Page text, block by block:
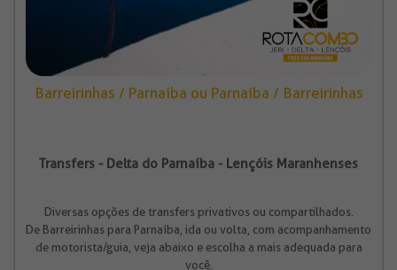
Barreirinhas / Parnaíba ou Parnaíba / Barreirinhas
Transfers - Delta do Parnaíba - Lençóis Maranhenses
Diversas opções de transfers privativos ou compartilhados.
De Barreirinhas para Parnaíba, ida ou volta, com acompanhamento
de motorista/guia, veja abaixo e escolha a mais adequada para
você.